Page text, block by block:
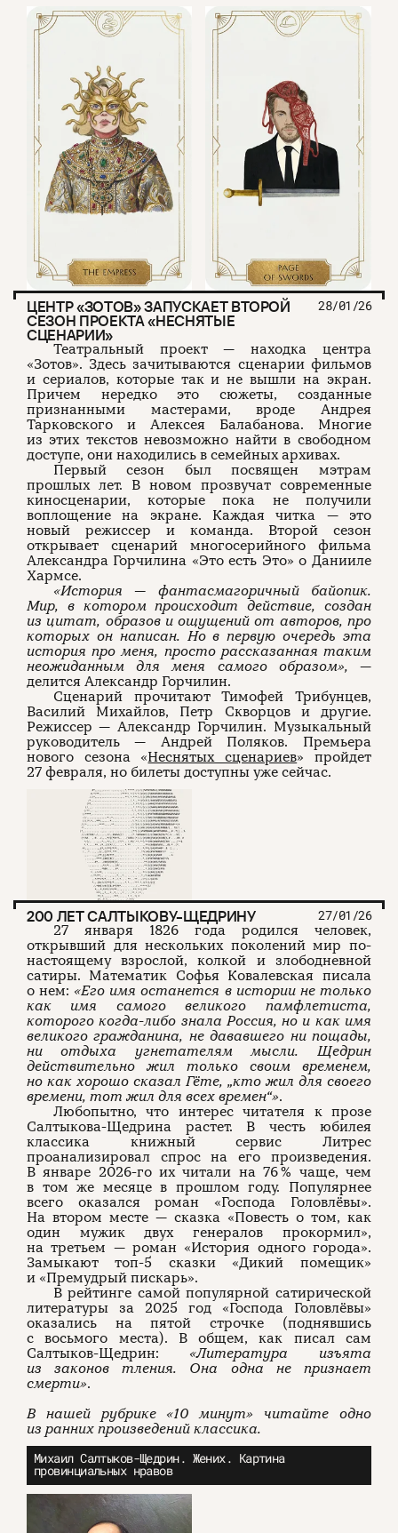
ЦЕНТР «ЗОТОВ» ЗАПУСКАЕТ ВТОРОЙ
СЕЗОН ПРОЕКТА «НЕСНЯТЫЕ
СЦЕНАРИИ»
28/01/26
Театральный проект — находка центра
«Зотов». Здесь зачитываются сценарии фильмов
и сериалов, которые так и не вышли на экран.
Причем нередко это сюжеты, созданные
признанными мастерами, вроде Андрея
Тарковского и Алексея Балабанова. Многие
из этих текстов невозможно найти в свободном
доступе, они находились в семейных архивах.
Первый сезон был посвящен мэтрам
прошлых лет. В новом прозвучат современные
киносценарии, которые пока не получили
воплощение на экране. Каждая читка — это
новый режиссер и команда. Второй сезон
открывает сценарий многосерийного фильма
Александра Горчилина «Это есть Это» о Данииле
Хармсе.
«История — фантасмагоричный байопик.
Мир, в котором происходит действие, создан
из цитат, образов и ощущений от авторов, про
которых он написан. Но в первую очередь эта
история про меня, просто рассказанная таким
неожиданным для меня самого образом», —
делится Александр Горчилин.
Сценарий прочитают Тимофей Трибунцев,
Василий Михайлов, Петр Скворцов и другие.
Режиссер — Александр Горчилин. Музыкальный
руководитель — Андрей Поляков. Премьера
нового сезона «Неснятых сценариев» пройдет
27 февраля, но билеты доступны уже сейчас.
200 ЛЕТ САЛТЫКОВУ-ЩЕДРИНУ 27/01/26
27 января 1826 года родился человек,
открывший для нескольких поколений мир по-
настоящему взрослой, колкой и злободневной
сатиры. Математик Софья Ковалевская писала
о нем: «Его имя останется в истории не только
как имя самого великого памфлетиста,
которого когда-либо знала Россия, но и как имя
великого гражданина, не дававшего ни пощады,
ни отдыха угнетателям мысли. Щедрин
действительно жил только своим временем,
но как хорошо сказал Гёте, „кто жил для своего
времени, тот жил для всех времен“».
Любопытно, что интерес читателя к прозе
Салтыкова-Щедрина растет. В честь юбилея
классика книжный сервис Литрес
проанализировал спрос на его произведения.
В январе 2026-го их читали на 76 % чаще, чем
в том же месяце в прошлом году. Популярнее
всего оказался роман «Господа Головлёвы».
На втором месте — сказка «Повесть о том, как
один мужик двух генералов прокормил»,
на третьем — роман «История одного города».
Замыкают топ-5 сказки «Дикий помещик»
и «Премудрый пискарь».
В рейтинге самой популярной сатирической
литературы за 2025 год «Господа Головлёвы»
оказались на пятой строчке (поднявшись
с восьмого места). В общем, как писал сам
Салтыков-Щедрин: «Литература изъята
из законов тления. Она одна не признает
смерти».
В нашей рубрике «10 минут» читайте одно
из ранних произведений классика.
Михаил Салтыков-Щедрин. Жених. Картина
провинциальных нравов